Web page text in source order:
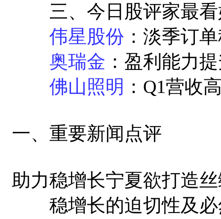
三、今日股评家最看
伟星股份 ：淡季订
奥瑞金 ：盈利能力
佛山照明 ：Q1营收
一、重要新闻点评
助力稳增长宁夏欲打造
稳增长的迫切性及必